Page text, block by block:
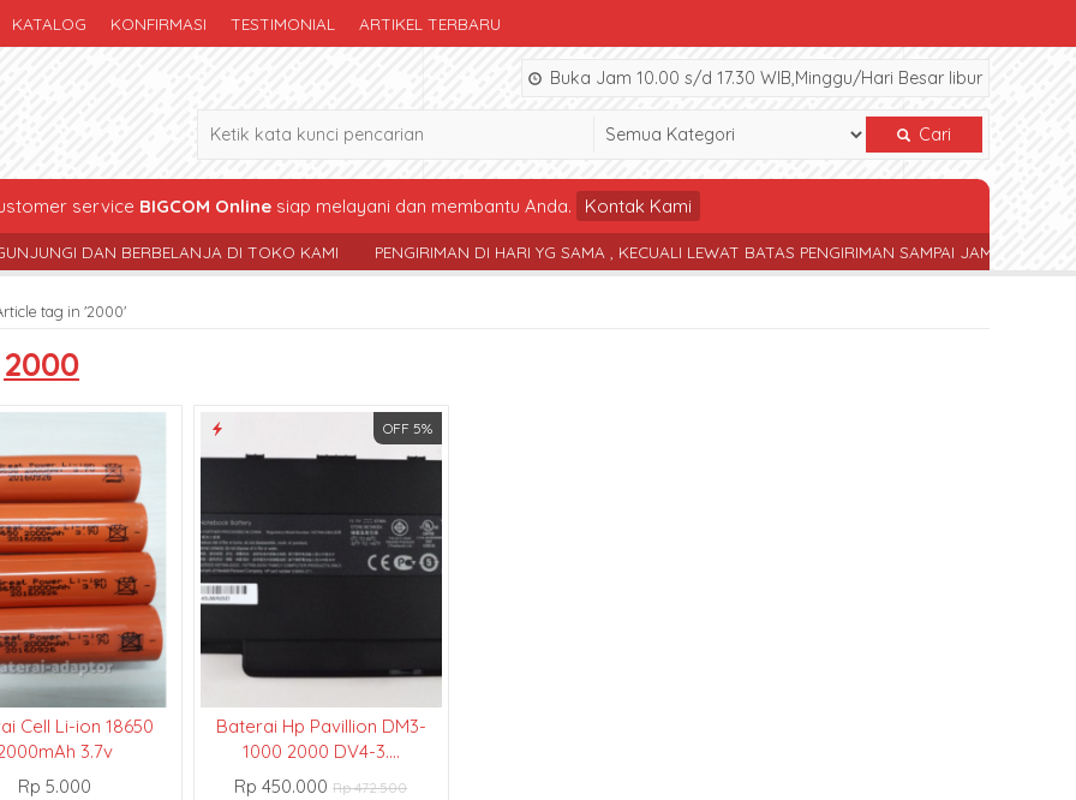
KATALOG KONFIRMASI TESTIMONIAL ARTIKEL TERBARU
Buka Jam 10.00 s/d 17.30 WIB,Minggu/Hari Besar libur
Cari
service BIGCOM Onlinesiap melayani dan membantu Anda. Kontak Kami
DAN BERBELANJA DI TOKO KAMI PENGIRIMAN DI HARI YG SAMA , KECUALI LEWAT BATAS PENGIRIMAN SAMPAI JAM 17.30 WIB
tag in '2000'
2000
Cell Li-ion 18650
3.7v
Rp 5.000
OFF 5%
Baterai Hp Pavillion DM3-
1000 2000 DV4-3....
Rp 450.000Rp 472.500